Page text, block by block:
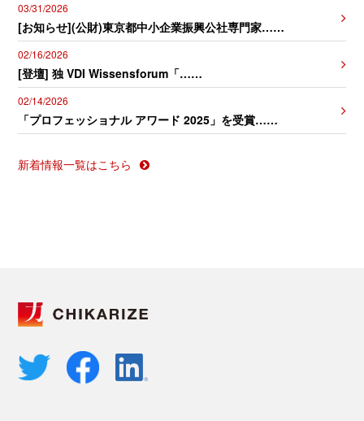
03/31/2026
[お知らせ](公財)東京都中小企業振興公社専門家……
02/16/2026
[登壇] 独 VDI Wissensforum「……
02/14/2026
「プロフェッショナル アワード 2025」を受賞……
新着情報一覧はこちら